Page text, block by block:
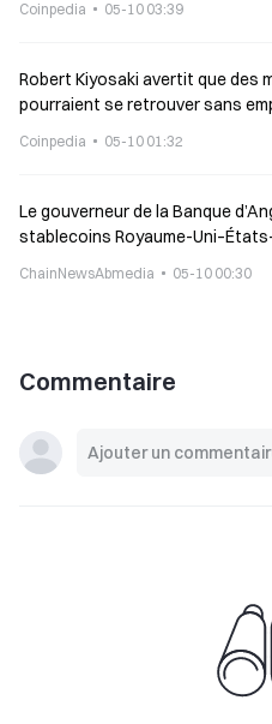
Coinpedia 05-10 03:39
Robert Kiyosaki avertit que des
pourraient se retrouver sans
Coinpedia 05-10 01:32
Le gouverneur de la Banque
stablecoins Royaume-
ChainNewsAbmedia 05-10 00:30
Commentaire